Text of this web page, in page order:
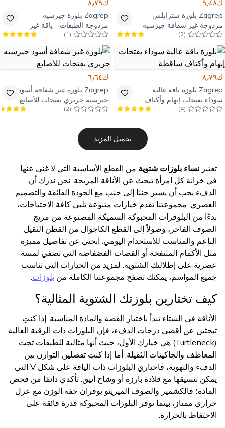
ك٩٫٤٨
Zagrep بلوزة سترابلس
مزدوجة غير شفافة جيرسيه
حريري أسود بفتحة إبهام
(
2
)
ك٨٫٧٩
Zagrep بلوزة جيرسيه
مزدوجة الطبقات - ياقة غير
متماثلة - فتحات أصابع - أزرق
كوبالت وأسود
(
1
)
ك٨٫٧٩
Zagrep بلوزة ياقة عالية
سوداء بفتحات إبهام وأكتاف
ساقطة
(
4
)
ك٦٫٦٤
Zagrep بلوزة غير شفافة أسود
جيرسيه حريري بفتحات للأصابع
(
2
)
تحميل المزيد
تعتبر نساء بلوزات شتوية من القطع الأساسية التي لا غنى عنها
في خزانة كل امرأة تبحث عن الأناقة المريحة. نحن ندرك أن
الدفء يجب أن يسير جنبًا إلى جنب مع الجودة الفائقة والتصميم
العصري. مجموعتنا تقدم خيارات متنوعة تلبي كافة الاحتياجات،
بدءًا من البلوفرات المحبوكة السميكة المصنوعة من مزيج
الصوف الفاخر، وصولاً إلى القطع الكاجوال من القطن الثقيل
الناعم والمناسب للاستخدام اليومي. ابحثي عن تفاصيل مميزة
مثل الأكمام المنتفخة أو القصات الفضفاضة التي تضفي لمسة
عصرية على إطلالتك الشتوية. لمزيد من الخيارات التي تناسب
جميع المواسم، يمكنك تصفح مجموعتنا الكاملة من بلوزات.
كيف تختارين بلوزتك الشتوية المثالية؟
الأناقة في الشتاء تبدأ باختيار القصة والمادة المناسبة. إذا كنتِ
تبحثين عن أقصى درجات الدفء، فإن البلوزات ذات الرقبة العالية
(Turtleneck) هي خيارك الأول، حيث أنها مثالية للطبقات تحت
المعاطف والجاكيتات الثقيلة. أما إذا كنتِ تفضلين التوازن بين
الدفء والتهوية، فاختاري البلوزات ذات الياقة على شكل V التي
يمكن تنسيقها مع قلادة بارزة أو وشاح أنيق. تأكدي دائمًا من فحص
المادة؛ فالكشمير والصوف الميرينو يوفران خفة الوزن مع عزل
حراري ممتاز، بينما توفر البلوزات المحبوكة قدرة فائقة على
الاحتفاظ بالحرارة.